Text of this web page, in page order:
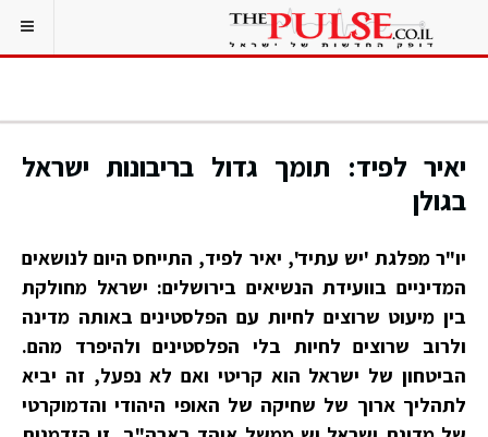
יאיר לפיד: תומך גדול בריבונות ישראל
בגולן
יו"ר מפלגת 'יש עתיד', יאיר לפיד, התייחס היום לנושאים
המדיניים בוועידת הנשיאים בירושלים: ישראל מחולקת
בין מיעוט שרוצים לחיות עם הפלסטינים באותה מדינה
ולרוב שרוצים לחיות בלי הפלסטינים ולהיפרד מהם.
הביטחון של ישראל הוא קריטי ואם לא נפעל, זה יביא
לתהליך ארוך של שחיקה של האופי היהודי והדמוקרטי